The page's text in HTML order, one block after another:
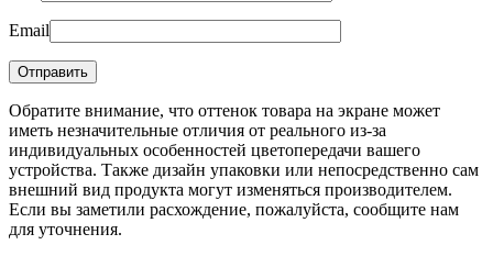
Email
Обратите внимание, что оттенок товара на экране может
иметь незначительные отличия от реального из-за
индивидуальных особенностей цветопередачи вашего
устройства. Также дизайн упаковки или непосредственно сам
внешний вид продукта могут изменяться производителем.
Если вы заметили расхождение, пожалуйста, сообщите нам
для уточнения.